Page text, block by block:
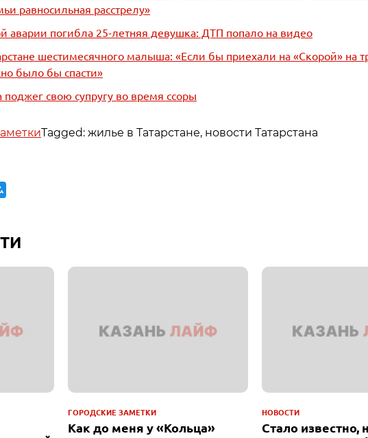
равносильная расстрелу»
аварии погибла 25-летняя девушка: ДТП попало на видео
шестимесячного малыша: «Если бы приехали на «Скорой» на
было бы спасти»
поджег свою супругу во время ссоры
Tagged: жилье в Татарстане, новости Татарстана
ГОРОДСКИЕ ЗАМЕТКИ
Как до меня у «Кольца»
НОВОСТИ
Стало известно,